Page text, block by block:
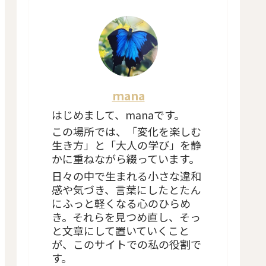
mana
はじめまして、manaです。
この場所では、「変化を楽しむ
生き方」と「大人の学び」を静
かに重ねながら綴っています。
日々の中で生まれる小さな違和
感や気づき、言葉にしたとたん
にふっと軽くなる心のひらめ
き。それらを見つめ直し、そっ
と文章にして置いていくこと
が、このサイトでの私の役割で
す。